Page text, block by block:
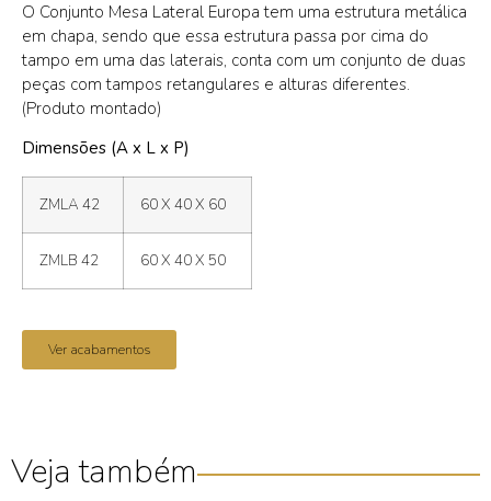
O Conjunto Mesa Lateral Europa tem uma estrutura metálica
em chapa, sendo que essa estrutura passa por cima do
tampo em uma das laterais, conta com um conjunto de duas
peças com tampos retangulares e alturas diferentes.
(Produto montado)
Dimensões (A x L x P)
ZMLA 42 60 X 40 X 60
ZMLB 42 60 X 40 X 50
Ver acabamentos
Veja também